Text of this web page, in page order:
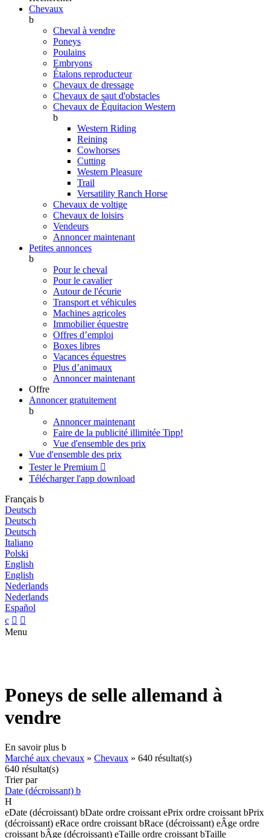
Chevaux
b
Cheval à vendre
Poneys
Poulains
Embryons
Étalons reproducteur
Chevaux de dressage
Chevaux de saut d'obstacles
Chevaux de Èquitacion Western
b
Western Riding
Reining
Cowhorses
Cutting
Western Pleasure
Trail
Versatility Ranch Horse
Chevaux de voltige
Chevaux de loisirs
Vendeurs
Annoncer maintenant
Petites annonces
b
Pour le cheval
Pour le cavalier
Autour de l'écurie
Transport et véhicules
Machines agricoles
Immobilier équestre
Offres d’emploi
Boxes libres
Vacances équestres
Plus d’animaux
Annoncer maintenant
Offre
Annoncer gratuitement
b
Annoncer maintenant
Faire de la publicité illimitée Tipp!
Vue d'ensemble des prix
Vue d'ensemble des prix
Tester le Premium 
Télécharger l'app download
Français b
Deutsch
Deutsch
Deutsch
Italiano
Polski
English
English
Nederlands
Nederlands
Español
c  
Menu
Poneys de selle allemand à
vendre
En savoir plus b
Marché aux chevaux » Chevaux » 640 résultat(s)
640 résultat(s)
Trier par
Date (décroissant) b
H
eDate (décroissant) bDate ordre croissant ePrix ordre croissant bPrix
(décroissant) eRace ordre croissant bRace (décroissant) eÂge ordre
croissant bÂge (décroissant) eTaille ordre croissant bTaille